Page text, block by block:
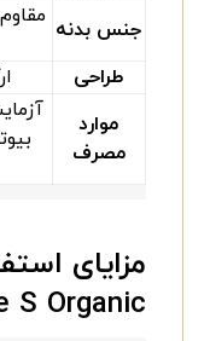
جنس بدنه
طراحی
موارد
مصرف
مزایای
S Organic